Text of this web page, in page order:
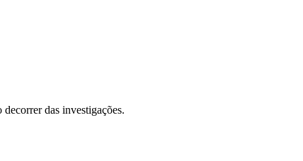
das investigações.